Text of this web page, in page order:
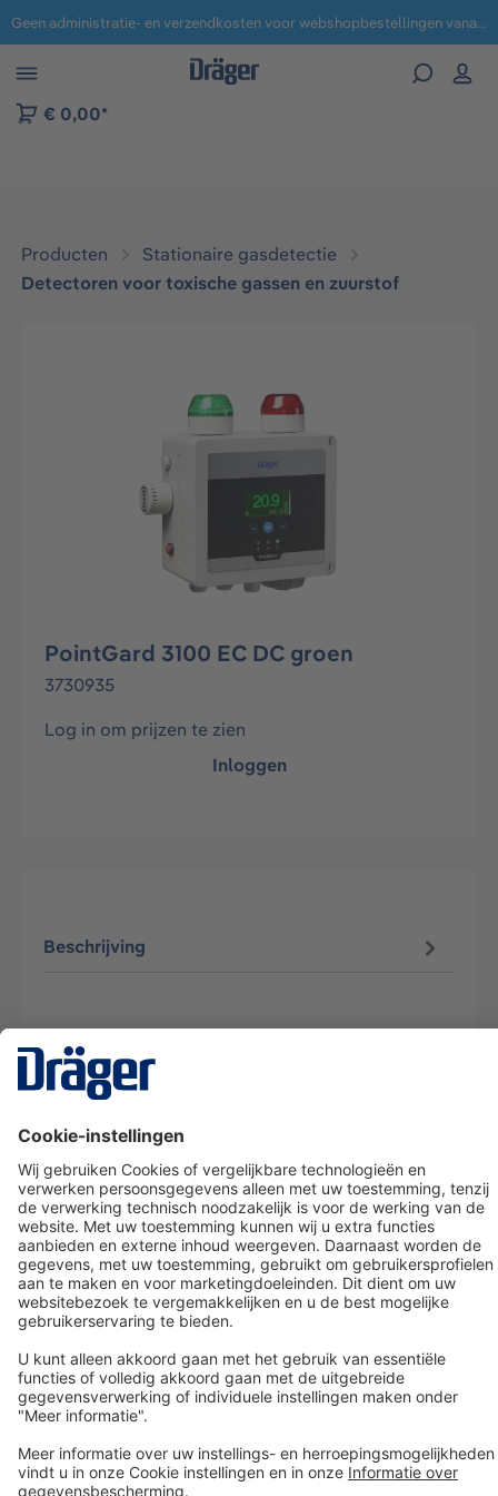
naar navigatie B2B-platform Geen administratie- en verzendkosten voor webshopbestellingen vanaf € 100,-.
€ 0,00*
Producten
Stationaire gasdetectie
Detectoren voor toxische gassen en zuurstof
PointGard 3100 EC DC groen
3730935
Log in om prijzen te zien
Inloggen
Beschrijving
Dräger klantenservice
Over Dräger
Bestellen in onze webshop
Community